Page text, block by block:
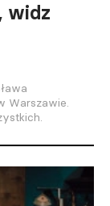
widz
Warszawie.